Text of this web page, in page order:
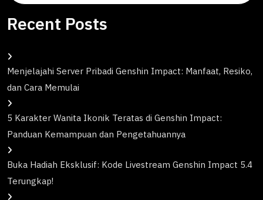
Recent Posts
Menjelajahi Server Pribadi Genshin Impact: Manfaat, Resiko,
dan Cara Memulai
5 Karakter Wanita Ikonik Teratas di Genshin Impact:
Panduan Kemampuan dan Pengetahuannya
Buka Hadiah Eksklusif: Kode Livestream Genshin Impact 5.4
Terungkap!